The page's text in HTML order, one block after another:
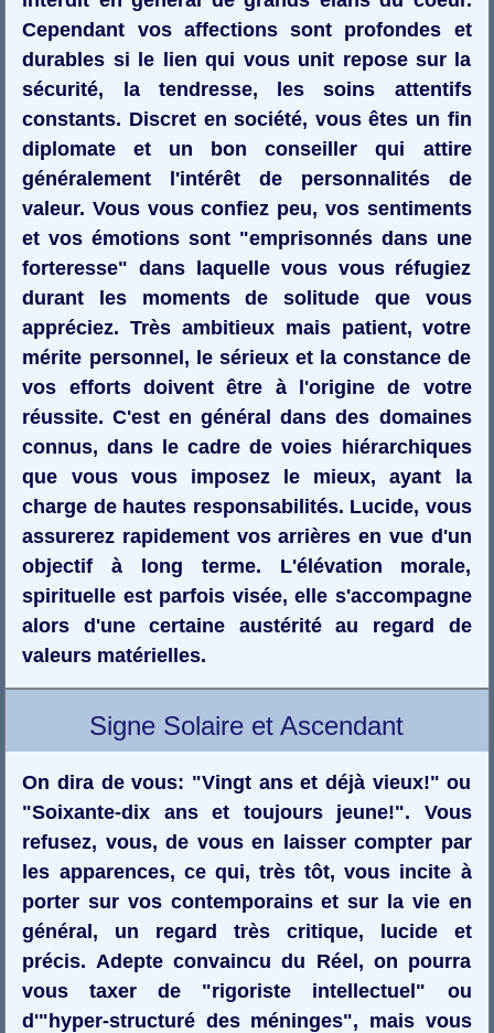
Cependant vos affections sont profondes et
durables si le lien qui vous unit repose sur la
sécurité, la tendresse, les soins attentifs
constants. Discret en société, vous êtes un fin
diplomate et un bon conseiller qui attire
généralement l'intérêt de personnalités de
valeur. Vous vous confiez peu, vos sentiments
et vos émotions sont "emprisonnés dans une
forteresse" dans laquelle vous vous réfugiez
durant les moments de solitude que vous
appréciez. Très ambitieux mais patient, votre
mérite personnel, le sérieux et la constance de
vos efforts doivent être à l'origine de votre
réussite. C'est en général dans des domaines
connus, dans le cadre de voies hiérarchiques
que vous vous imposez le mieux, ayant la
charge de hautes responsabilités. Lucide, vous
assurerez rapidement vos arrières en vue d'un
objectif à long terme. L'élévation morale,
spirituelle est parfois visée, elle s'accompagne
alors d'une certaine austérité au regard de
valeurs matérielles.
Signe Solaire et Ascendant
On dira de vous: "Vingt ans et déjà vieux!" ou
"Soixante-dix ans et toujours jeune!". Vous
refusez, vous, de vous en laisser compter par
les apparences, ce qui, très tôt, vous incite à
porter sur vos contemporains et sur la vie en
général, un regard très critique, lucide et
précis. Adepte convaincu du Réel, on pourra
vous taxer de "rigoriste intellectuel" ou
d'"hyper-structuré des méninges", mais vous